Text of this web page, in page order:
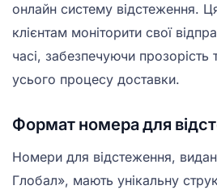
онлайн систему відстеження.
клієнтам моніторити свої
часі, забезпечуючи прозорість
усього процесу доставки.
Формат номера для
Номери для відстеження,
Глобал», мають унікальну